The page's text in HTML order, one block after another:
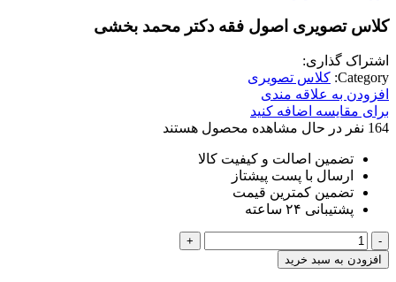
کلاس تصویری اصول فقه دکتر محمد بخشی
اشتراک گذاری:
Category: کلاس تصویری
افزودن به علاقه مندی
برای مقایسه اضافه کنید
164 نفر در حال مشاهده محصول هستند
تضمین اصالت و کیفیت کالا
ارسال با پست پیشتاز
تضمین کمترین قیمت
پشتیبانی ۲۴ ساعته
کلاس
تصویری
اصول
افزودن به سبد خرید